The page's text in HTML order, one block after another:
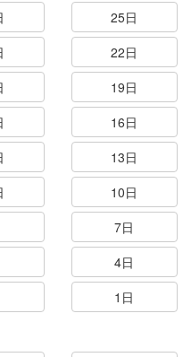
25日
22日
19日
16日
13日
10日
7日
4日
1日